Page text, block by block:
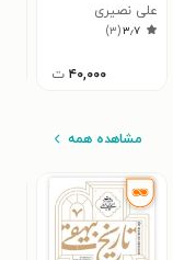
علی نصیری
۳٫۷(۳)
۴۰,۰۰۰ ت
مشاهده همه